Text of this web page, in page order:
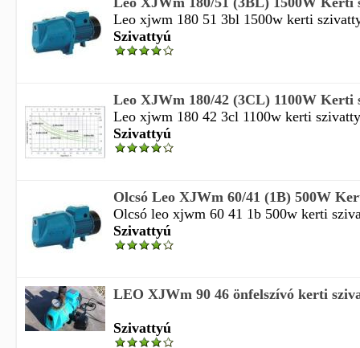
Leo xjwm 180 51 3bl 1500w kerti
Szivattyú
Leo XJWm 180/42 (3CL) 1100W Kerti
Leo xjwm 180 42 3cl 1100w kerti
Szivattyú
Olcsó Leo XJWm 60/41 (1B) 500W
Olcsó leo xjwm 60 41 1b 500w kerti
Szivattyú
LEO XJWm 90 46 önfelszívó kerti
Szivattyú